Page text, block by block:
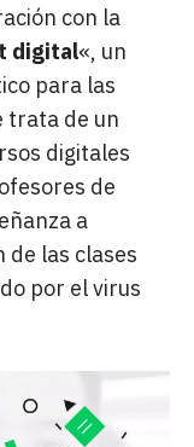
con la
digital«, un
para las
trata de un
digitales
de
a
de las clases
por el virus